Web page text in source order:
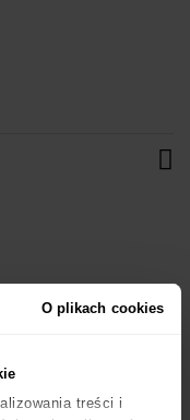
O plikach cookies
treści i